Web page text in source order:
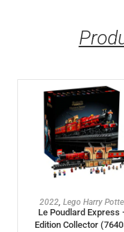
AJOUTER AU PANIER
2022, Lego Harry
Le Poudlard Express
Edition Collector